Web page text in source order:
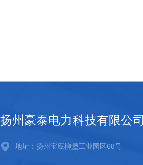
扬州豪泰电力科技有限公司
地址：扬州宝应柳堡工业园区68号